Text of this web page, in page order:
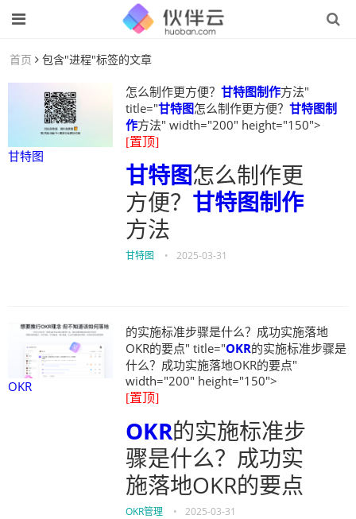
首页 包含"进程"标签的文章
甘特图
怎么制作更方便？ 甘特图制作方法"
title="甘特图怎么制作更方便？ 甘特图制
作方法" width="200" height="150">
[置顶]
甘特图怎么制作更
方便？ 甘特图制作
方法
甘特图 • 2025-03-31
OKR
的实施标准步骤是什么？成功实施落地
OKR的要点" title="OKR的实施标准步骤是
什么？成功实施落地OKR的要点"
width="200" height="150">
[置顶]
OKR的实施标准步
骤是什么？成功实
施落地OKR的要点
OKR管理 • 2025-03-31